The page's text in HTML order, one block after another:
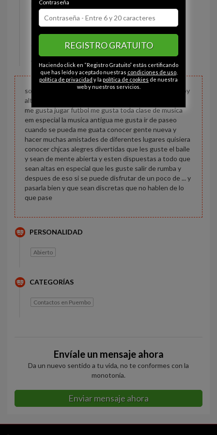
Estado civil:
Ojos: Marrón
Constitución: Normal
Altura: 172 cm
soy un muchacho alegre divertido me gusta el baile soy
alto me gusta salir mucho de rumba y disfrutar la vida
me gusta jugar futbol me gusta toda clase de musica
em especial la musica antigua me gusta ir de paseo
cuando se pueda me guata conocer gente nueva y
hacer muchas amistades de diferentes lugares quisiera
conocer chjcas alegres divertidas que les guste el baile
y sean de mente abierta y esten dispuestas a todo que
sean altas en especial que les guste salir de rumba y
despues de eso si se puede disfrutar de un poco de ... y
pasarla bien y que sean discretas que no hablen de lo
que pase
PERSONALIDAD
Abierto
CATEGORÍAS
Contactos en Puembo
Envíale un mensaje ahora
Da un nuevo sentido a tu vida, no te conformes con la
monotonía.
Enviar mensaje ahora
Contraseña
REGISTRO GRATUITO
Haciendo click en “Registro Gratuito” estás certificando
que has leído y aceptado nuestras condiciones de uso,
política de privacidad y la política de cookies de nuestra
web y nuestros servicios.